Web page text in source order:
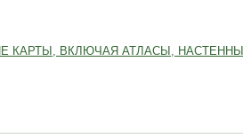
КАРТЫ, ВКЛЮЧАЯ АТЛАСЫ,